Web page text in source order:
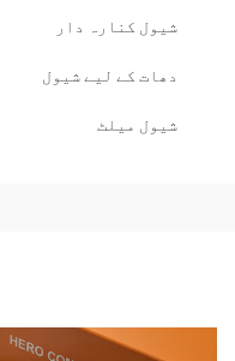
شیول کنارہ دار
دھات کے لیے شیول
شیول میلٹ